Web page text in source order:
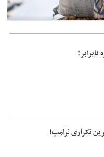
باشد/مواد اولیه با کولبری
نابرابر!
تکراری ترامپ!